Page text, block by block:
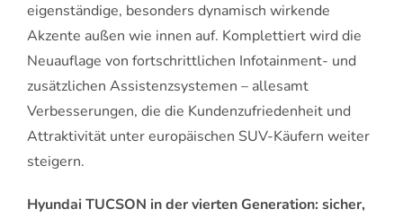
eigenständige, besonders dynamisch wirkende
Akzente außen wie innen auf. Komplettiert wird die
Neuauflage von fortschrittlichen Infotainment- und
zusätzlichen Assistenzsystemen – allesamt
Verbesserungen, die die Kundenzufriedenheit und
Attraktivität unter europäischen SUV-Käufern weiter
steigern.
Hyundai TUCSON in der vierten Generation: sicher,